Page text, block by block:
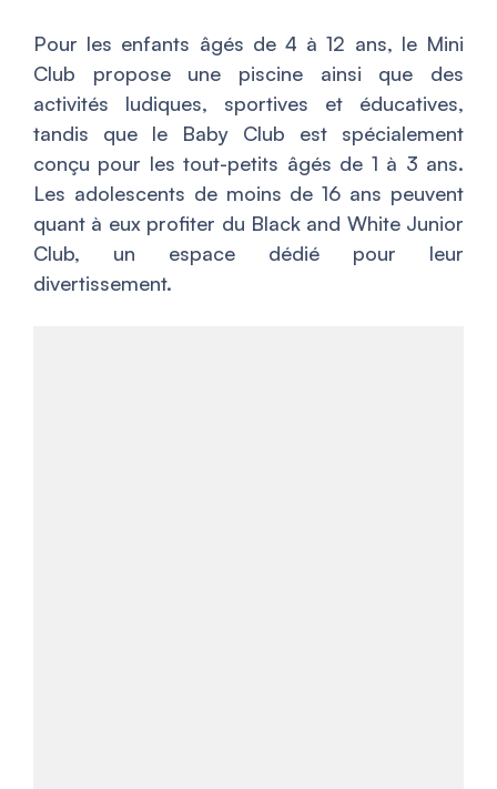
Pour les enfants âgés de 4 à 12 ans, le Mini
Club propose une piscine ainsi que des
activités ludiques, sportives et éducatives,
tandis que le Baby Club est spécialement
conçu pour les tout-petits âgés de 1 à 3 ans.
Les adolescents de moins de 16 ans peuvent
quant à eux profiter du Black and White Junior
Club, un espace dédié pour leur
divertissement.